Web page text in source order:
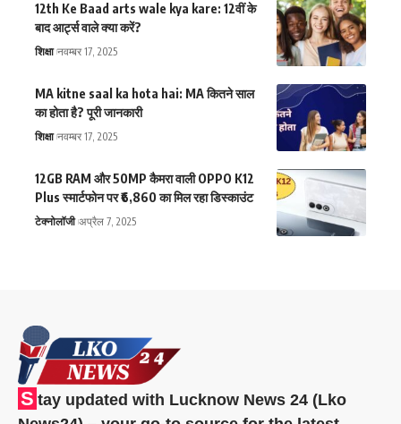
12th Ke Baad arts wale kya kare: 12वीं के
बाद आर्ट्स वाले क्या करें?
शिक्षा नवम्बर 17, 2025
MA kitne saal ka hota hai: MA कितने साल
का होता है? पूरी जानकारी
शिक्षा नवम्बर 17, 2025
12GB RAM और 50MP कैमरा वाली OPPO K12
Plus स्मार्टफोन पर ₹6,860 का मिल रहा डिस्काउंट
टेक्नोलॉजी अप्रैल 7, 2025
S tay updated with Lucknow News 24 (Lko